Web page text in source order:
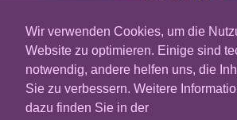
Wir verwenden Cookies, um die
Website zu optimieren. Einige sind
notwendig, andere helfen uns, die
Sie zu verbessern. Weitere
dazu finden Sie in der
Das kalifornische Adtech-
Pubmatic bringt ein